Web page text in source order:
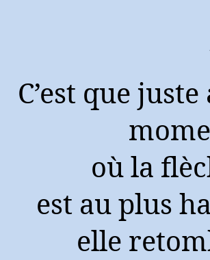
C’est que juste
où la
est au plus
elle